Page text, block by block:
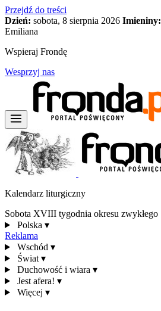
Przejdź do treści
Dzień: sobota, 8 sierpnia 2026 Imieniny:
Emiliana
Wspieraj Frondę
Wesprzyj nas
Kalendarz liturgiczny
Sobota XVIII tygodnia okresu zwykłego
Polska ▾
Reklama
Wschód ▾
Świat ▾
Duchowość i wiara ▾
Jest afera! ▾
Więcej ▾